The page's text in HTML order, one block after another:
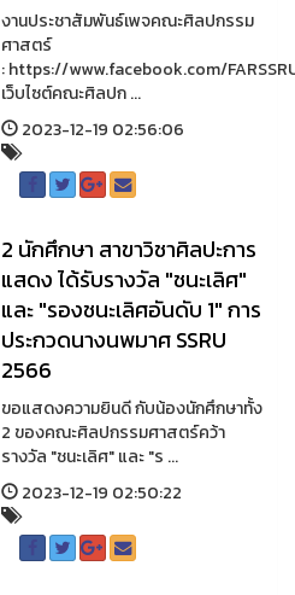
งานประชาสัมพันธ์เพจคณะศิลปกรรม
ศาสตร์
: https://www.facebook.com/
เว็บไซต์คณะศิลปก ...
2023-12-19 02:56:06
2 นักศึกษา สาขาวิชาศิลปะการ
แสดง ได้รับรางวัล "ชนะเลิศ"
และ "รองชนะเลิศอันดับ 1" การ
ประกวดนางนพมาศ SSRU
2566
ขอแสดงความยินดี กับน้องนักศึกษาทั้ง
2 ของคณะศิลปกรรมศาสตร์คว้า
รางวัล "ชนะเลิศ" และ "ร ...
2023-12-19 02:50:22